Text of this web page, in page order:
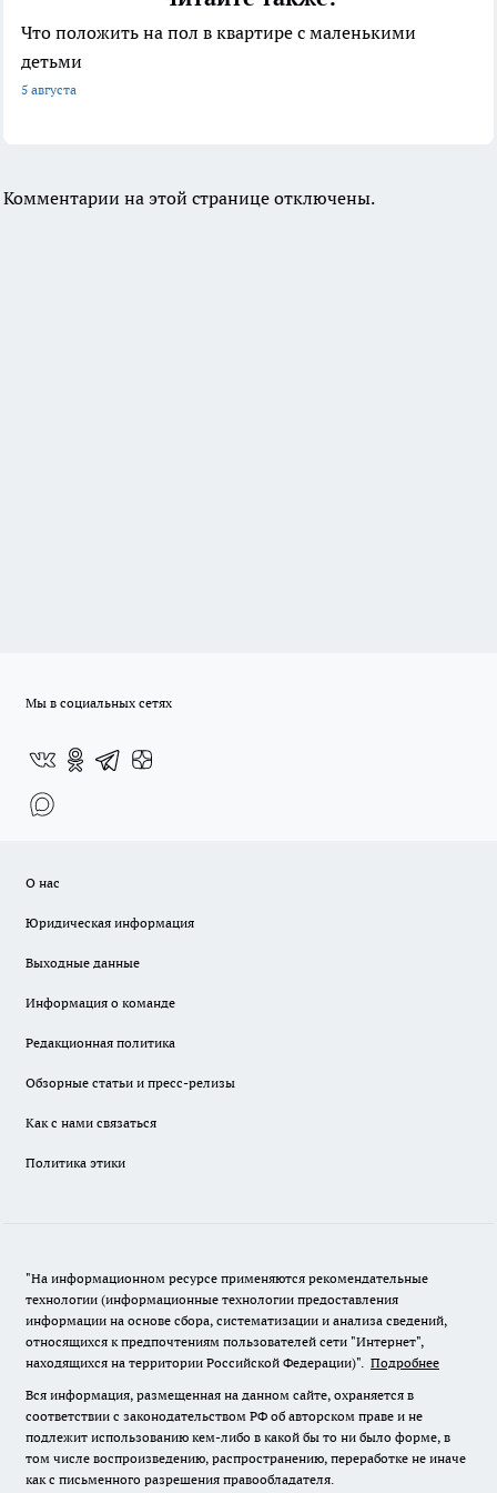
Что положить на пол в квартире с маленькими
детьми
5 августа
Комментарии на этой странице отключены.
Мы в социальных сетях
О нас
Юридическая информация
Выходные данные
Информация о команде
Редакционная политика
Обзорные статьи и пресс-релизы
Как с нами связаться
Политика этики
"На информационном ресурсе применяются рекомендательные
технологии (информационные технологии предоставления
информации на основе сбора, систематизации и анализа сведений,
относящихся к предпочтениям пользователей сети "Интернет",
находящихся на территории Российской Федерации)". Подробнее
Вся информация, размещенная на данном сайте, охраняется в
соответствии с законодательством РФ об авторском праве и не
подлежит использованию кем-либо в какой бы то ни было форме, в
том числе воспроизведению, распространению, переработке не иначе
как с письменного разрешения правообладателя.